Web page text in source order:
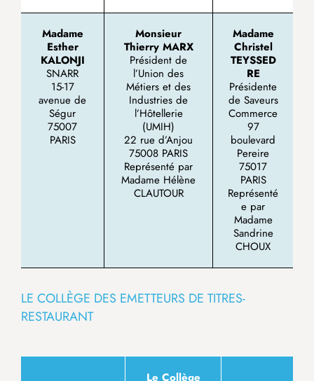
Madame
Esther
KALONJI
SNARR
15-17
avenue de
Ségur
75007
PARIS
Monsieur
Thierry MARX
Président de
l’Union des
Métiers et des
Industries de
l’Hôtellerie
(UMIH)
22 rue d’Anjou
75008 PARIS
Représenté par
Madame Hélène
CLAUTOUR
Madame
Christel
TEYSSED
RE
Présidente
de Saveurs
Commerce
97
boulevard
Pereire
75017
PARIS
Représenté
e par
Madame
Sandrine
CHOUX
LE COLLÈGE DES EMETTEURS DE TITRES-
RESTAURANT
Le Collège